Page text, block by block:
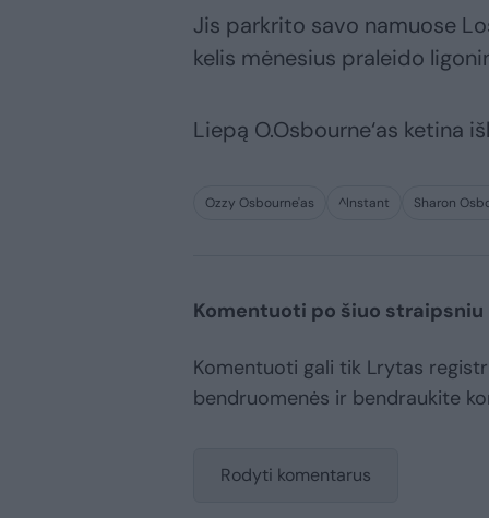
Jis parkrito savo namuose
kelis mėnesius praleido
Liepą O.Osbourne‘as ketina
Ozzy Osbourne'as ^Instant Sharon
Komentuoti po šiuo straipsniu
Komentuoti gali tik Lrytas
bendruomenės ir bendraukite
Rodyti komentarus